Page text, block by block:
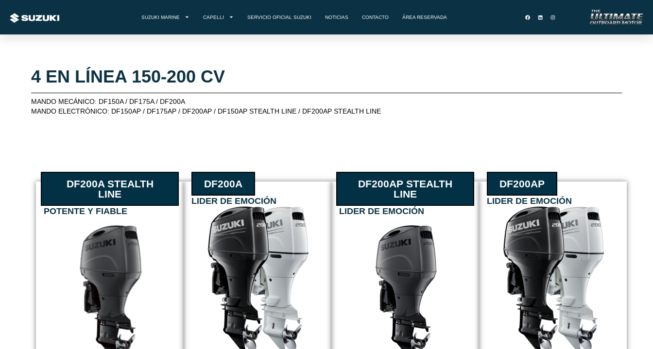
SUZUKI MARINE CAPELLI SERVICIO OFICIAL SUZUKI NOTICIAS CONTACTO ÁREA RESERVADA
4 EN LÍNEA 150-200 CV
MANDO MECÁNICO: DF150A / DF175A / DF200A
MANDO ELECTRÓNICO: DF150AP / DF175AP / DF200AP / DF150AP STEALTH LINE / DF200AP STEALTH LINE
DF200A STEALTH
LINE
POTENTE Y FIABLE
DF200A
LIDER DE EMOCIÓN
DF200AP STEALTH
LINE
LIDER DE EMOCIÓN
DF200AP
LIDER DE EMOCIÓN